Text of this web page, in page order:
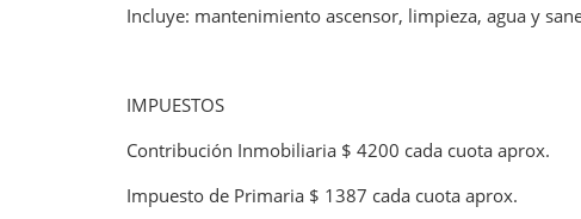
Incluye: mantenimiento ascensor, limpieza, agua y
IMPUESTOS
Contribución Inmobiliaria $ 4200 cada cuota aprox.
Impuesto de Primaria $ 1387 cada cuota aprox.